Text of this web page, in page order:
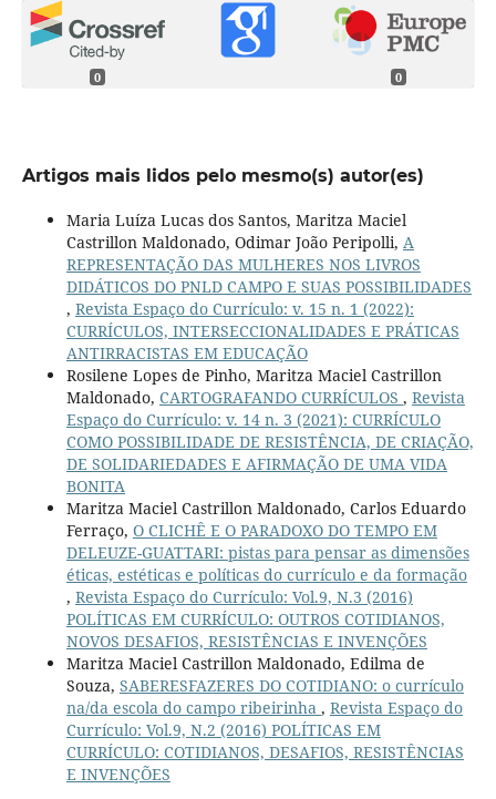
0 0
Artigos mais lidos pelo mesmo(s) autor(es)
Maria Luíza Lucas dos Santos, Maritza Maciel
Castrillon Maldonado, Odimar João Peripolli, A
REPRESENTAÇÃO DAS MULHERES NOS LIVROS
DIDÁTICOS DO PNLD CAMPO E SUAS POSSIBILIDADES
, Revista Espaço do Currículo: v. 15 n. 1 (2022):
CURRÍCULOS, INTERSECCIONALIDADES E PRÁTICAS
ANTIRRACISTAS EM EDUCAÇÃO
Rosilene Lopes de Pinho, Maritza Maciel Castrillon
Maldonado, CARTOGRAFANDO CURRÍCULOS , Revista
Espaço do Currículo: v. 14 n. 3 (2021): CURRÍCULO
COMO POSSIBILIDADE DE RESISTÊNCIA, DE CRIAÇÃO,
DE SOLIDARIEDADES E AFIRMAÇÃO DE UMA VIDA
BONITA
Maritza Maciel Castrillon Maldonado, Carlos Eduardo
Ferraço, O CLICHÊ E O PARADOXO DO TEMPO EM
DELEUZE-GUATTARI: pistas para pensar as dimensões
éticas, estéticas e políticas do currículo e da formação
, Revista Espaço do Currículo: Vol.9, N.3 (2016)
POLÍTICAS EM CURRÍCULO: OUTROS COTIDIANOS,
NOVOS DESAFIOS, RESISTÊNCIAS E INVENÇÕES
Maritza Maciel Castrillon Maldonado, Edilma de
Souza, SABERESFAZERES DO COTIDIANO: o currículo
na/da escola do campo ribeirinha , Revista Espaço do
Currículo: Vol.9, N.2 (2016) POLÍTICAS EM
CURRÍCULO: COTIDIANOS, DESAFIOS, RESISTÊNCIAS
E INVENÇÕES